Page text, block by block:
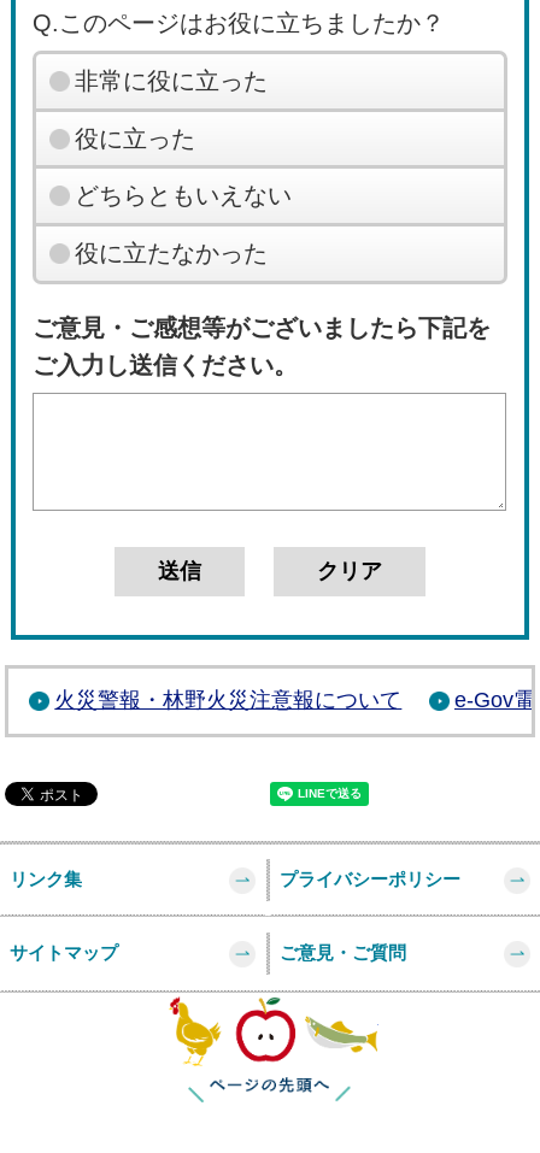
Q.このページはお役に立ちましたか？
非常に役に立った
役に立った
どちらともいえない
役に立たなかった
ご意見・ご感想等がございましたら下記を
ご入力し送信ください。
火災警報・林野火災注意報について e-Gov
リンク集 プライバシーポリシー
サイトマップ ご意見・ご質問